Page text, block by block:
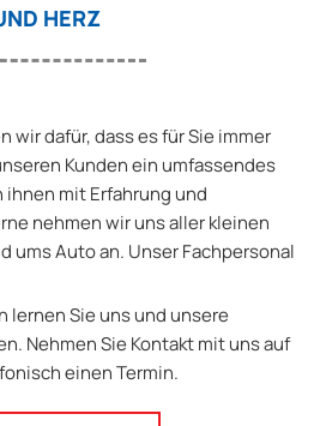
HERZ
wir dafür, dass es für Sie immer
Kunden ein umfassendes
mit Erfahrung und
nehmen wir uns aller kleinen
ums Auto an. Unser Fachpersonal
lernen Sie uns und unsere
Nehmen Sie Kontakt mit uns auf
einen Termin.